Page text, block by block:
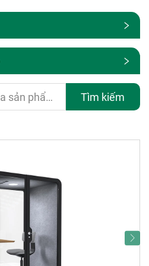
Tìm kiếm